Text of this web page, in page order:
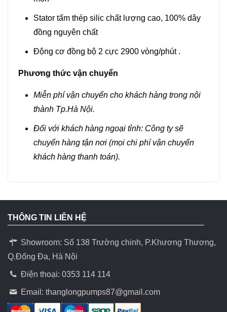
Stator tấm thép silic chất lượng cao, 100% dây
đồng nguyên chất
Động cơ đồng bộ 2 cực 2900 vòng/phút .
Phương thức vận chuyển
Miễn phí vận chuyển cho khách hàng trong nội
thành Tp.Hà Nội.
Đối với khách hàng ngoại tỉnh: Công ty sẽ
chuyển hàng tận nơi (mọi chi phí vận chuyển
khách hàng thanh toán).
THÔNG TIN LIÊN HỆ
Showroom: Số 138 Trường chinh, P.Khương Thương,
Q.Đống Đa, Hà Nội
Điện thoại: 0353 114 114
Email:thanglongpumps87@gmail.com